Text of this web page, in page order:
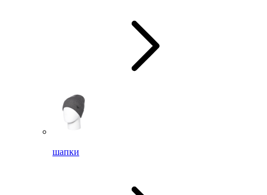
шапки